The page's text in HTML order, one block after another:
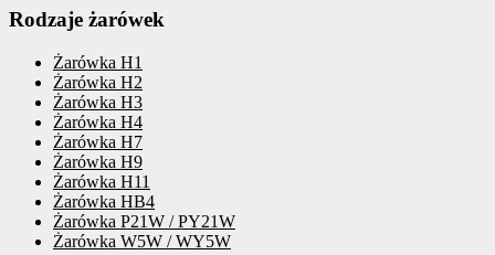
Rodzaje żarówek
Żarówka H1
Żarówka H2
Żarówka H3
Żarówka H4
Żarówka H7
Żarówka H9
Żarówka H11
Żarówka HB4
Żarówka P21W / PY21W
Żarówka W5W / WY5W